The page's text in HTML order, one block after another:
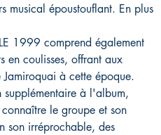
musical époustouflant. En plus
1999 comprend également
en coulisses, offrant aux
à cette époque.
supplémentaire à l'album,
le groupe et son
son irréprochable, des